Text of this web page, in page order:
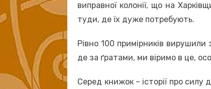
виправної колонії, що на
туди, де їх дуже потребують.
Рівно 100 примірників
де за ґратами, ми віримо в це,
Серед книжок – історії про силу